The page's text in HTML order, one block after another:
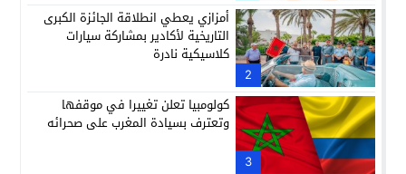
2
أمزازي يعطي انطلاقة الجائزة الكبرى
التاريخية لأكادير بمشاركة سيارات
كلاسيكية نادرة
3
كولومبيا تعلن تغييرا في موقفها
وتعترف بسيادة المغرب على صحرائه